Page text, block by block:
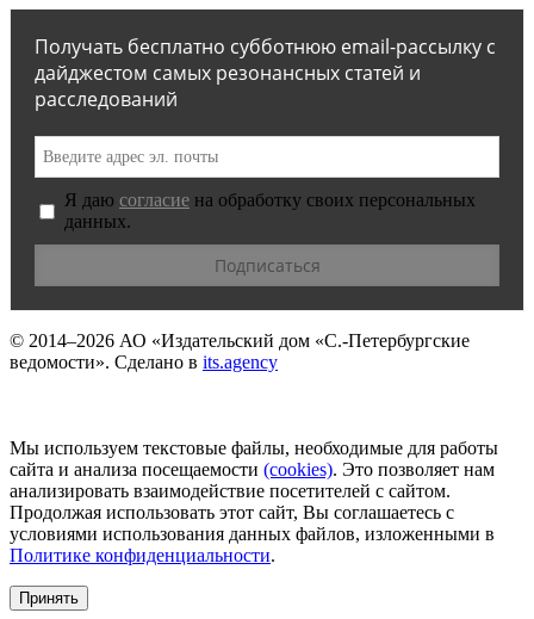
Получать бесплатно субботнюю email-рассылку с
дайджестом самых резонансных статей и
расследований
Я даю согласие на обработку своих персональных
данных.
© 2014–2026 АО «Издательский дом «С.-Петербургские
ведомости». Сделано в its.agency
Мы используем текстовые файлы, необходимые для работы
сайта и анализа посещаемости (сookies). Это позволяет нам
анализировать взаимодействие посетителей с сайтом.
Продолжая использовать этот сайт, Вы соглашаетесь с
условиями использования данных файлов, изложенными в
Политике конфиденциальности.
Принять